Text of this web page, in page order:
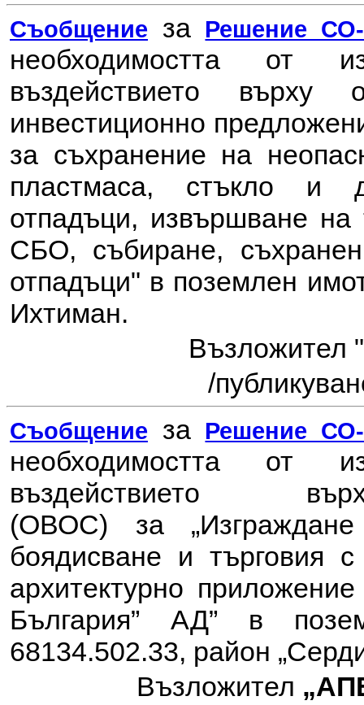
Съобщение за Решение СО-
необходимостта от
въздействието
инвестиционно
за съхранение на
пластмаса, стъкло и
отпадъци, извършване на
СБО, събиране,
отпадъци" в поземлен
Ихтиман.
Възложител "
/
Съобщение за Решение СО-
необходимостта от
въздействието
(ОВОС) за
боядисване и търговия
архитектурно
България” АД” в
68134.502.33, район
Възложител